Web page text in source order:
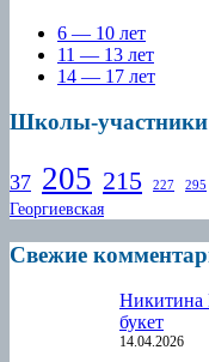
6 — 10 лет
11 — 13 лет
14 — 17 лет
Школы-участники
37 205 215 227 295
Георгиевская
Свежие
Никитина
букет
14.04.2026